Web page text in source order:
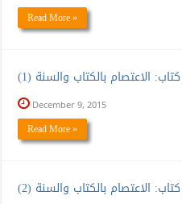
Read More »
December 9, 2015
Read More »